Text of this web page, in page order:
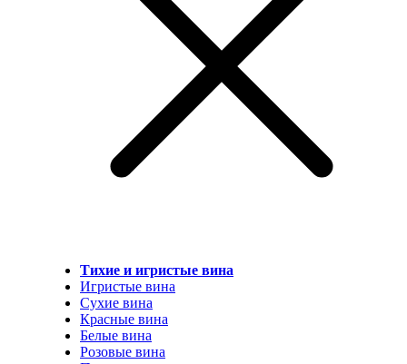
Тихие и игристые вина
Игристые вина
Сухие вина
Красные вина
Белые вина
Розовые вина